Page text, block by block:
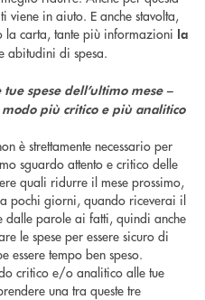
viene in aiuto. E anche stavolta,
la carta, tante più informazioni la
abitudini di spesa.
spese dell’ultimo mese –
più critico e più analitico
è strettamente necessario per
sguardo attento e critico delle
quali ridurre il mese prossimo,
pochi giorni, quando riceverai il
dalle parole ai fatti, quindi anche
le spese per essere sicuro di
essere tempo ben speso.
critico e/o analitico alle tue
una tra queste tre